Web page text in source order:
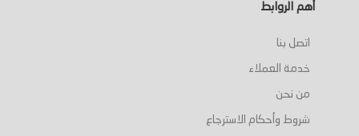
أهم الروابط
اتصل بنا
خدمة العملاء
من نحن
شروط وأحكام الاسترجاع